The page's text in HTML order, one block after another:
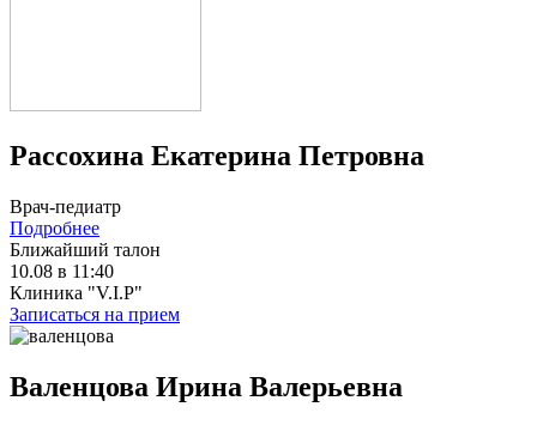
Рассохина Екатерина Петровна
Врач-педиатр
Подробнее
Ближайший талон
10.08 в 11:40
Клиника "V.I.P"
Записаться на прием
Валенцова Ирина Валерьевна